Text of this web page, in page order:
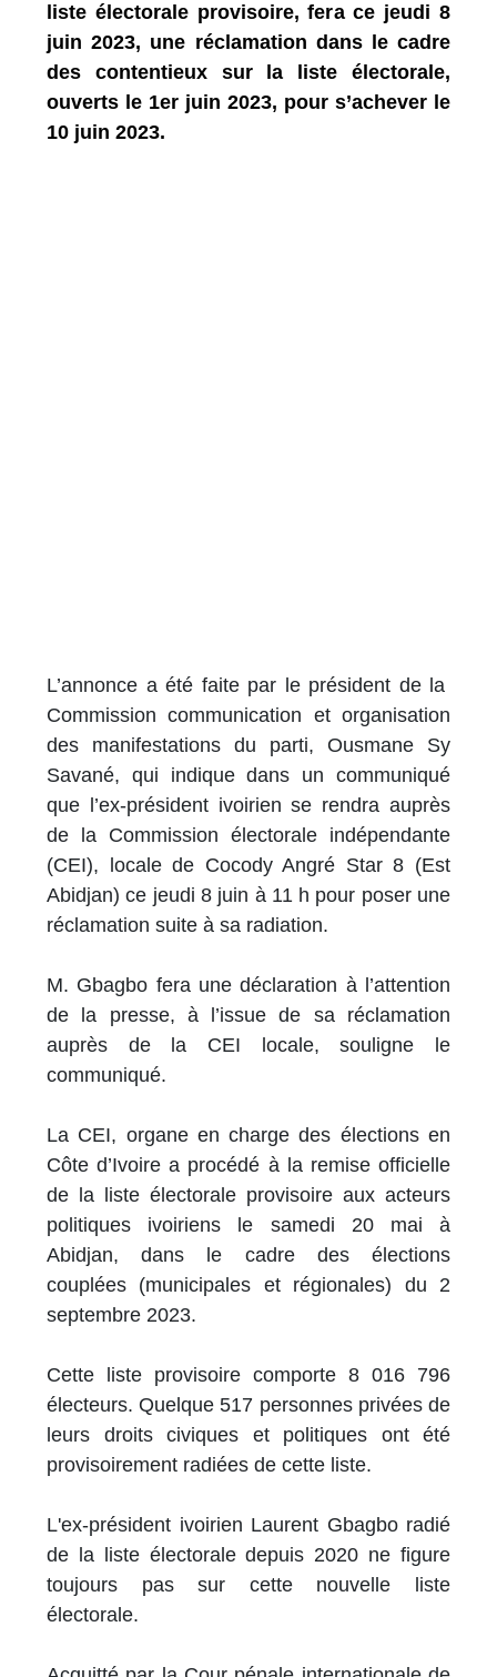
liste électorale provisoire, fera ce jeudi 8
juin 2023, une réclamation dans le cadre
des contentieux sur la liste électorale,
ouverts le 1er juin 2023, pour s’achever le
10 juin 2023.
L’annonce a été faite par le président de la
Commission communication et organisation
des manifestations du parti, Ousmane Sy
Savané, qui indique dans un communiqué
que l’ex-président ivoirien se rendra auprès
de la Commission électorale indépendante
(CEI), locale de Cocody Angré Star 8 (Est
Abidjan) ce jeudi 8 juin à 11 h pour poser une
réclamation suite à sa radiation.
M. Gbagbo fera une déclaration à l’attention
de la presse, à l’issue de sa réclamation
auprès de la CEI locale, souligne le
communiqué.
La CEI, organe en charge des élections en
Côte d’Ivoire a procédé à la remise officielle
de la liste électorale provisoire aux acteurs
politiques ivoiriens le samedi 20 mai à
Abidjan, dans le cadre des élections
couplées (municipales et régionales) du 2
septembre 2023.
Cette liste provisoire comporte 8 016 796
électeurs. Quelque 517 personnes privées de
leurs droits civiques et politiques ont été
provisoirement radiées de cette liste.
L'ex-président ivoirien Laurent Gbagbo radié
de la liste électorale depuis 2020 ne figure
toujours pas sur cette nouvelle liste
électorale.